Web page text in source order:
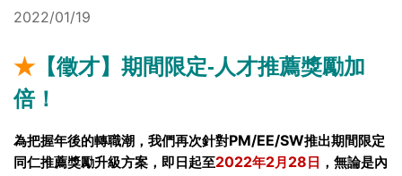
2022/01/19
★【徵才】期間限定-人才推薦獎勵加
倍！
為把握年後的轉職潮，我們再次針對PM/EE/SW推出期間限定
同仁推薦獎勵升級方案， 即日起至2022年2月 28 日 ，無論是內